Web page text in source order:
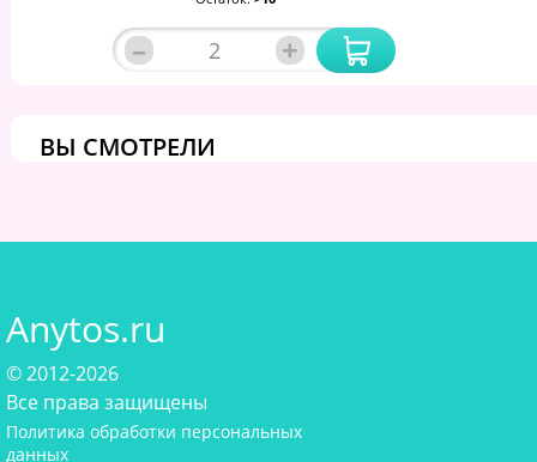
– +
ВЫ СМОТРЕЛИ
Anytos.ru
© 2012-2026
Все права защищены
Политика обработки персональных
данных